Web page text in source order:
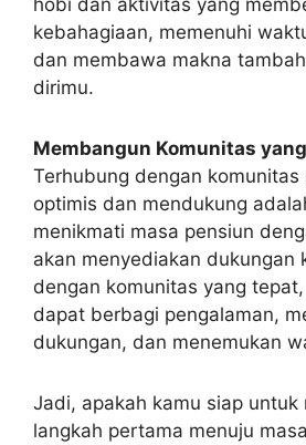
kebahagiaan, memenuhi
dan membawa makna
dirimu.
Membangun Komunitas
Terhubung dengan komunitas
optimis dan mendukung
menikmati masa pensiun
akan menyediakan dukungan
dengan komunitas yang
dapat berbagi pengalaman,
dukungan, dan menemukan
Jadi, apakah kamu siap untuk
langkah pertama menuju